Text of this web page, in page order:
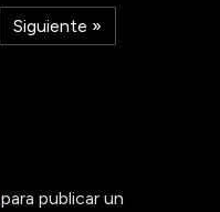
Siguiente »
para publicar un